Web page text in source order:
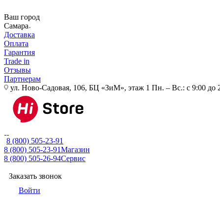
Ваш город
Самара
Доставка
Оплата
Гарантия
Trade in
Отзывы
Партнерам
ул. Ново-Садовая, 106, БЦ «ЗиМ», этаж 1 Пн. – Вс.: с 9:00 до
8 (800) 505-23-91
8 (800) 505-23-91Магазин
8 (800) 505-26-94Сервис
Заказать звонок
Войти